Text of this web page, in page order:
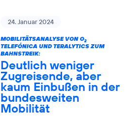
24. Januar 2024
MOBILITÄTSANALYSE VON O2
TELEFÓNICA UND TERALYTICS ZUM
BAHNSTREIK:
Deutlich weniger
Zugreisende, aber
kaum Einbußen in der
bundesweiten
Mobilität